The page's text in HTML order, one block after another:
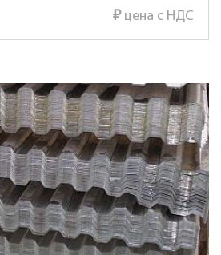
₽цена с НДС